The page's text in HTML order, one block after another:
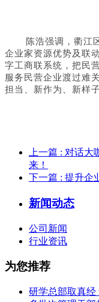
陈浩强调，衢江
企业家资源优势及联
字工商联系统，把民
服务民营企业渡过难
担当、新作为、新样子
上一篇 : 对话大
来！
下一篇 : 提升企
新闻动态
公司新闻
行业资讯
为您推荐
研学总部取真